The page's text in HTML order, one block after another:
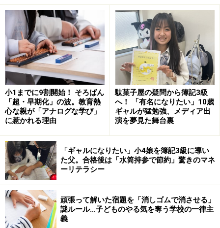
楽天市場で子育て関連の書籍をチェック！
小1までに9割開始！ そろばん
「超・早期化」の波。教育熱
心な親が「アナログな学び」
に惹かれる理由
駄菓子屋の疑問から簿記3級
へ！ 「有名になりたい」10歳
ギャルが猛勉強、メディア出
演を夢見た舞台裏
「ギャルになりたい」小4娘を簿記3級に導い
た父。合格後は「水筒持参で節約」驚きのマネ
ーリテラシー
頑張って解いた宿題を「消しゴムで消させる」
謎ルール…子どものやる気を奪う学校の一律主
義